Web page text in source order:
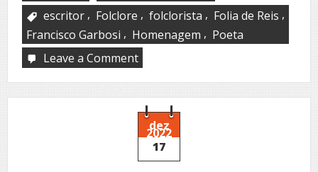
escritor , Folclore , folclorista , Folia de Reis ,
Francisco Garbosi , Homenagem , Poeta
Leave a Commenton
ROL
homenageia
o
poeta,
escritor
compositor
dez
2022
17